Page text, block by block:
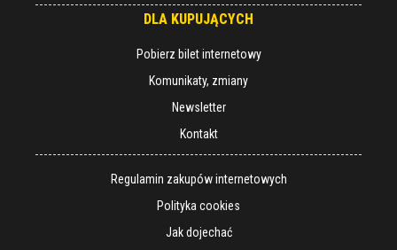
DLA KUPUJĄCYCH
Pobierz bilet internetowy
Komunikaty, zmiany
Newsletter
Kontakt
Regulamin zakupów internetowych
Polityka cookies
Jak dojechać